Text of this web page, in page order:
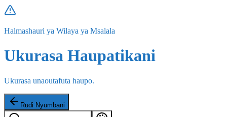
Halmashauri ya Wilaya ya Msalala
Ukurasa Haupatikani
Ukurasa unaoutafuta haupo.
Rudi Nyumbani